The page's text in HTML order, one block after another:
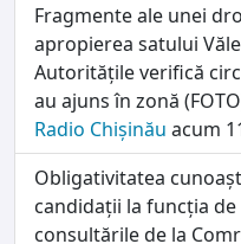
Fragmente ale unei
apropierea satului
Autoritățile verifică
au ajuns în zonă
Radio Chișinău acum
Obligativitatea
candidații la funcția
consultările de la